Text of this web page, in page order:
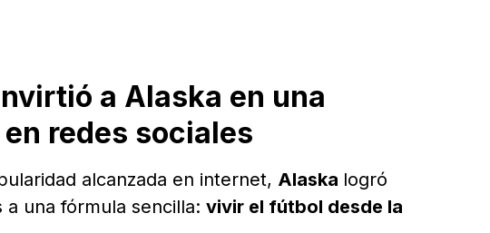
a Alaska en una
redes sociales
alcanzada en internet, Alaska logró
una fórmula sencilla: vivir el fútbol desde la